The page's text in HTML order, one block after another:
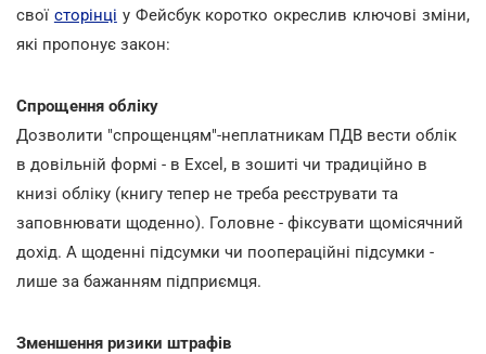
свої сторінці у Фейсбук коротко окреслив ключові зміни,
які пропонує закон:
Спрощення обліку
Дозволити "спрощенцям"-неплатникам ПДВ вести облік
в довільній формі - в Excel, в зошиті чи традиційно в
книзі обліку (книгу тепер не треба реєструвати та
заповнювати щоденно). Головне - фіксувати щомісячний
дохід. А щоденні підсумки чи поопераційні підсумки -
лише за бажанням підприємця.
Зменшення ризики штрафів